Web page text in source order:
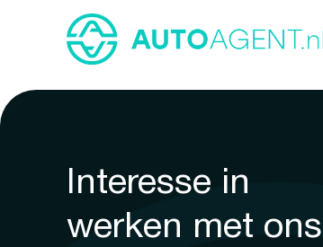
Interesse in
werken met